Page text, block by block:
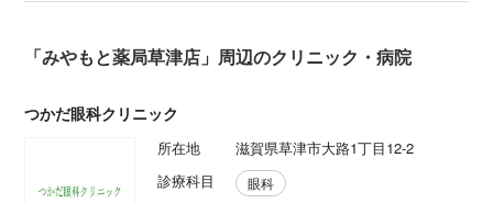
「みやもと薬局草津店」周辺のクリニック・病院
つかだ眼科クリニック
所在地
滋賀県草津市大路1丁目12-2
診療科目
眼科